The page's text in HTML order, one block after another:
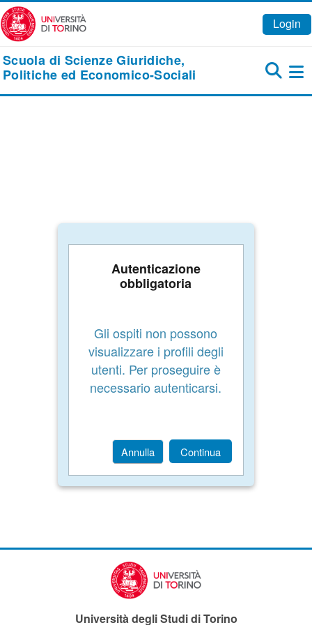
Vai al contenuto principale
Login
Scuola di Scienze Giuridiche,
Politiche ed Economico-Sociali
Autenticazione
obbligatoria
Gli ospiti non possono
visualizzare i profili degli
utenti. Per proseguire è
necessario autenticarsi.
Annulla Continua
Università degli Studi di Torino